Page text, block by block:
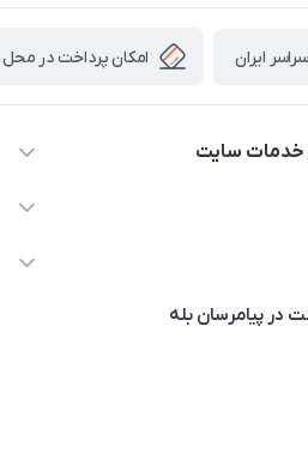
ایران امکان پرداخت در محل
خدمات سایت
در پیامرسان بله